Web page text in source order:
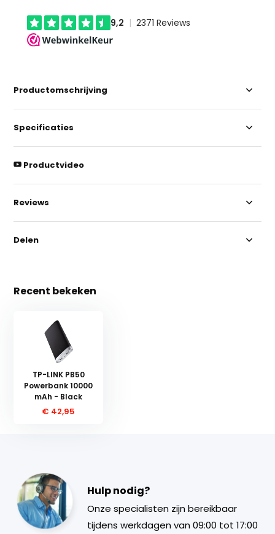
Productomschrijving
Specificaties
Productvideo
Reviews
Delen
Recent bekeken
TP-LINK PB50
Powerbank 10000
mAh - Black
€ 42,95
Hulp nodig?
Onze specialisten zijn bereikbaar
tijdens werkdagen van 09:00 tot 17:00